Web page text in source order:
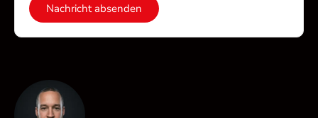
Nachricht absenden